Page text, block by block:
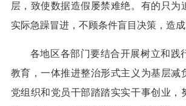
层，致使数据造假屡禁难绝。有的只为
实际急躁冒进，不顾条件盲目决策，造成
各地区各部门要结合开展树立和践
教育，一体推进整治形式主义为基层减
党组织和党员干部踏踏实实干事创业，